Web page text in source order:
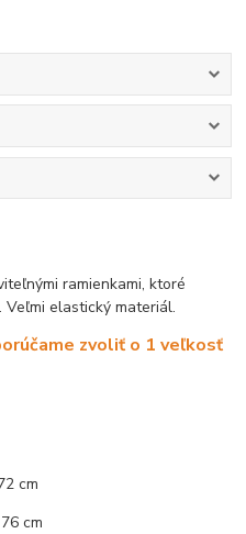
ramienkami, ktoré
Veľmi elastický materiál.
zvoliť o 1 veľkosť
cm
cm